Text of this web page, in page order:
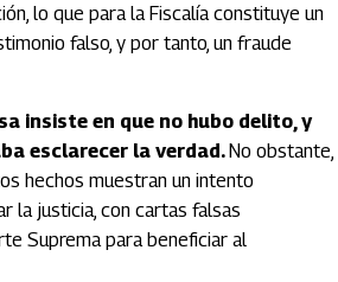
lo que para la Fiscalía constituye un
falso, y por tanto, un fraude
insiste en que no hubo delito, y
esclarecer la verdad.No obstante,
hechos muestran un intento
la justicia, con cartas falsas
Suprema para beneficiar al